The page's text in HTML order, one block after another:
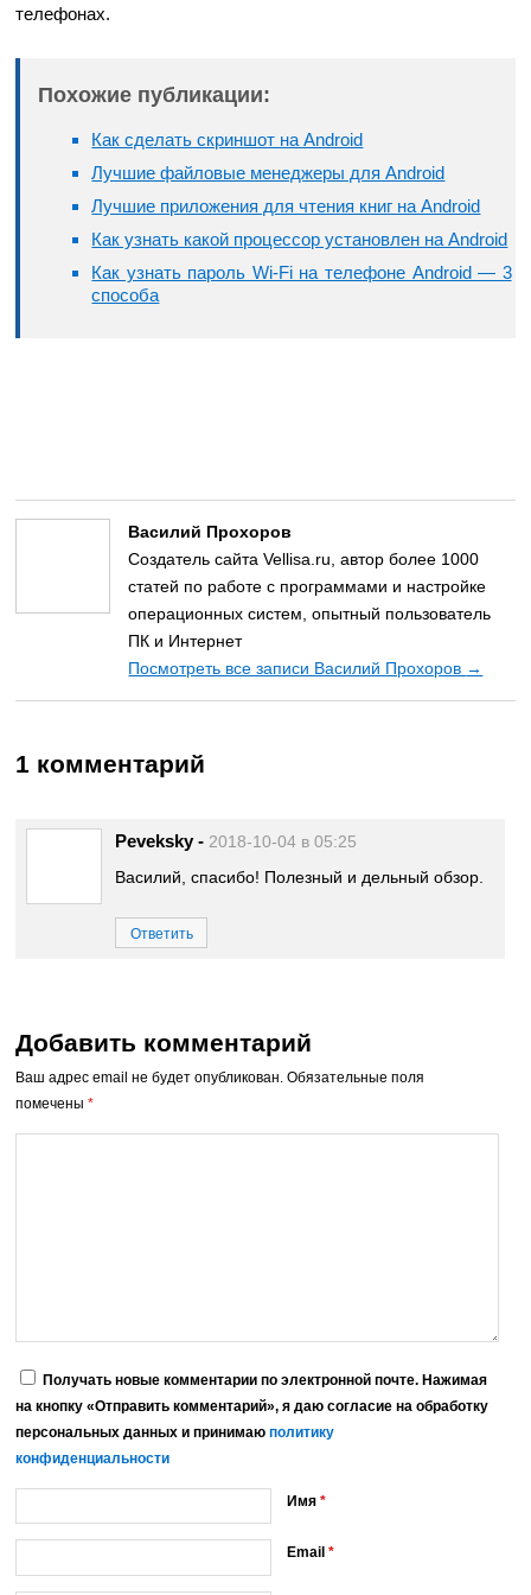
телефонах.
Похожие публикации:
Как сделать скриншот на Android
Лучшие файловые менеджеры для Android
Лучшие приложения для чтения книг на Android
Как узнать какой процессор установлен на Android
Как узнать пароль Wi-Fi на телефоне Android — 3
способа
Василий Прохоров
Создатель сайта Vellisa.ru, автор более 1000
статей по работе с программами и настройке
операционных систем, опытный пользователь
ПК и Интернет
Посмотреть все записи Василий Прохоров →
1 комментарий
Peveksky - 2018-10-04 в 05:25
Василий, спасибо! Полезный и дельный обзор.
Ответить
Добавить комментарий
Ваш адрес email не будет опубликован. Обязательные поля
помечены*
Получать новые комментарии по электронной почте. Нажимая
на кнопку «Отправить комментарий», я даю согласие на обработку
персональных данных и принимаюполитику
конфиденциальности
Имя*
Email*